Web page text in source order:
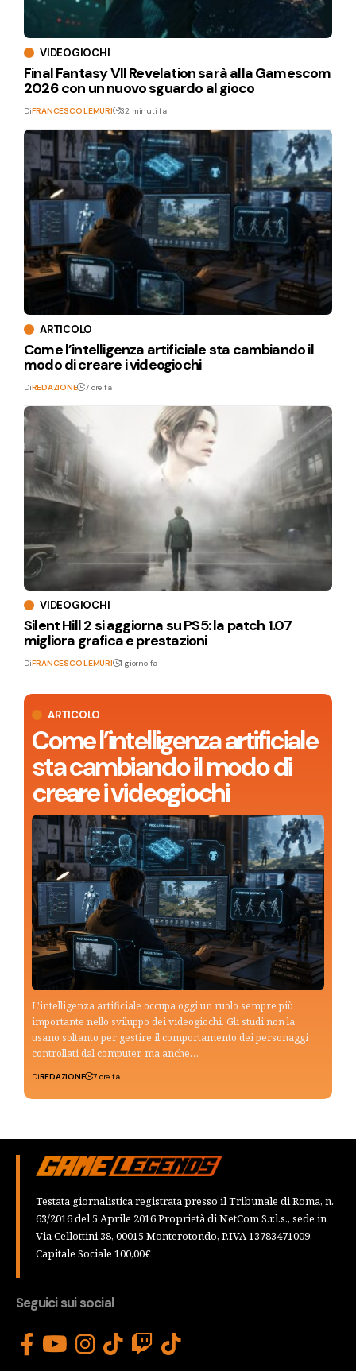
ARTICOLO
Come l’intelligenza artificiale
sta cambiando il modo di
creare i videogiochi
L'intelligenza artificiale occupa oggi un ruolo sempre più
importante nello sviluppo dei videogiochi. Gli studi non la
usano soltanto per gestire il comportamento dei personaggi
controllati dal computer, ma anche…
DiREDAZIONE 7 ore fa
VIDEOGIOCHI
Final Fantasy VII Revelation sarà alla Gamescom
2026 con un nuovo sguardo al gioco
DiFRANCESCO LEMURI 32 minuti fa
ARTICOLO
Come l’intelligenza artificiale sta cambiando il
modo di creare i videogiochi
DiREDAZIONE 7 ore fa
VIDEOGIOCHI
Silent Hill 2 si aggiorna su PS5: la patch 1.07
migliora grafica e prestazioni
DiFRANCESCO LEMURI 1 giorno fa
Testata giornalistica registrata presso il Tribunale di Roma, n.
63/2016 del 5 Aprile 2016 Proprietà di NetCom S.r.l.s., sede in
Via Cellottini 38, 00015 Monterotondo, P.IVA 13783471009,
Capitale Sociale 100,00€
Seguici sui social